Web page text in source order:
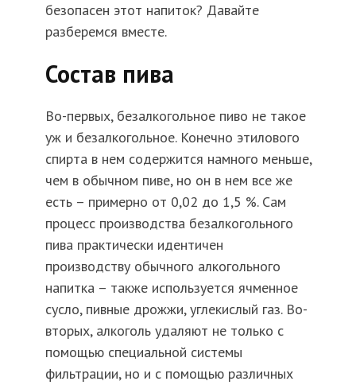
безопасен этот напиток? Давайте
разберемся вместе.
Состав пива
Во-первых, безалкогольное пиво не такое
уж и безалкогольное. Конечно этилового
спирта в нем содержится намного меньше,
чем в обычном пиве, но он в нем все же
есть – примерно от 0,02 до 1,5 %. Сам
процесс производства безалкогольного
пива практически идентичен
производству обычного алкогольного
напитка – также используется ячменное
сусло, пивные дрожжи, углекислый газ. Во-
вторых, алкоголь удаляют не только с
помощью специальной системы
фильтрации, но и с помощью различных